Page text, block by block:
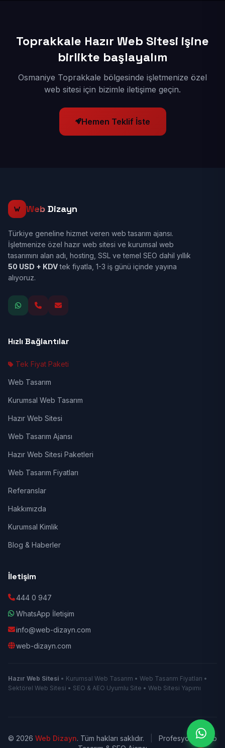
Toprakkale Hazır Web Sitesi işine
birlikte başlayalım
Osmaniye Toprakkale bölgesinde işletmenize özel
web sitesi için bizimle iletişime geçin.
Hemen Teklif İste
Web Dizayn
Türkiye geneline hizmet veren web tasarım ajansı.
İşletmenize özel hazır web sitesi ve kurumsal web
tasarımını alan adı, hosting, SSL ve temel SEO dahil yıllık
50 USD + KDVtek fiyatla, 1-3 iş günü içinde yayına
alıyoruz.
Hızlı Bağlantılar
Tek Fiyat Paketi
Web Tasarım
Kurumsal Web Tasarım
Hazır Web Sitesi
Web Tasarım Ajansı
Hazır Web Sitesi Paketleri
Web Tasarım Fiyatları
Referanslar
Hakkımızda
Kurumsal Kimlik
Blog & Haberler
İletişim
444 0 947
WhatsApp İletişim
info@web-dizayn.com
web-dizayn.com
Hazır Web Sitesi • Kurumsal Web Tasarım • Web Tasarım Fiyatları •
Sektörel Web Sitesi • SEO & AEO Uyumlu Site • Web Sitesi Yapımı
© 2026 Web Dizayn. Tüm hakları saklıdır.
Profesyonel Web